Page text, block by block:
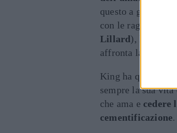
questo a gettare le
con le ragazze.
Lillard), l’uomo
affronta la
King ha quindi
sempre la sua
che ama e cedere
cementificazione.